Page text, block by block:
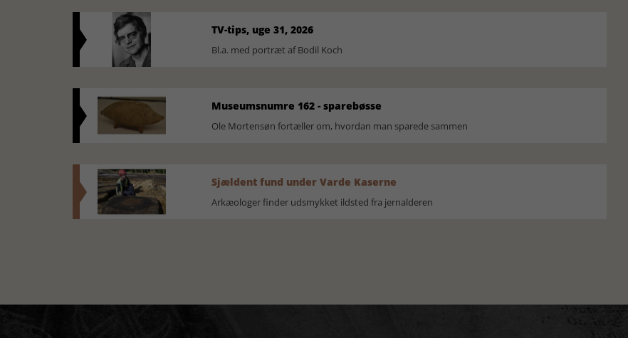
TV-tips, uge 31, 2026
Bl.a. med portræt af Bodil Koch
Museumsnumre 162 - sparebøsse
Ole Mortensøn fortæller om, hvordan man sparede sammen
Sjældent fund under Varde Kaserne
Arkæologer finder udsmykket ildsted fra jernalderen